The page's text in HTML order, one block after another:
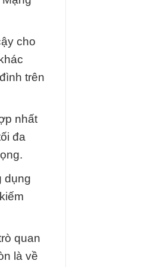
cho
trên
nhất
đa
dụng
quan
là về